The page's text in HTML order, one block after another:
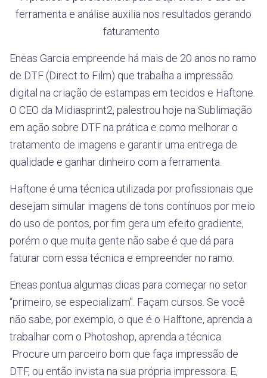
ferramenta e análise auxilia nos resultados gerando
faturamento
Eneas Garcia empreende há mais de 20 anos no ramo
de DTF (Direct to Film) que trabalha a impressão
digital na criação de estampas em tecidos e Haftone.
O CEO da Midiasprint2, palestrou hoje na Sublimação
em ação sobre DTF na prática e como melhorar o
tratamento de imagens e garantir uma entrega de
qualidade e ganhar dinheiro com a ferramenta.
Haftone é uma técnica utilizada por profissionais que
desejam simular imagens de tons contínuos por meio
do uso de pontos, por fim gera um efeito gradiente,
porém o que muita gente não sabe é que dá para
faturar com essa técnica e empreender no ramo.
Eneas pontua algumas dicas para começar no setor
“primeiro, se especializam". Façam cursos. Se você
não sabe, por exemplo, o que é o Halftone, aprenda a
trabalhar com o Photoshop, aprenda a técnica.
Procure um parceiro bom que faça impressão de
DTF, ou então invista na sua própria impressora. E,